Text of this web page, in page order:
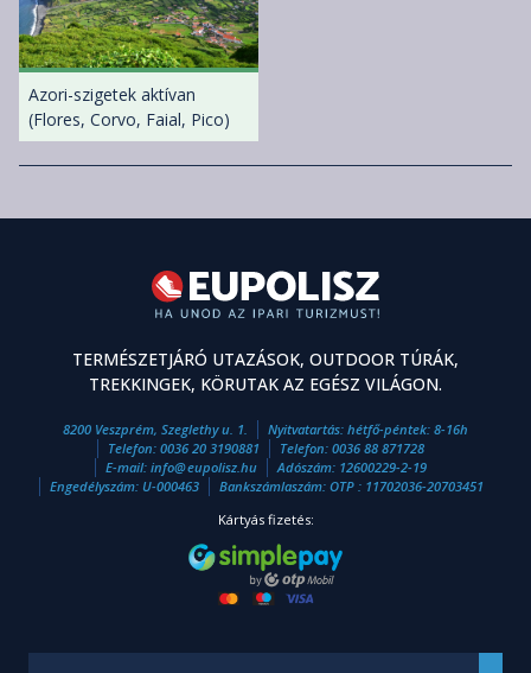
Azori-szigetek aktívan
(Flores, Corvo, Faial, Pico)
TERMÉSZETJÁRÓ UTAZÁSOK, OUTDOOR TÚRÁK,
TREKKINGEK, KÖRUTAK AZ EGÉSZ VILÁGON.
8200 Veszprém, Szeglethy u. 1.
Nyitvatartás: hétfő-péntek: 8-16h
Telefon: 0036 20 3190881 Telefon: 0036 88 871728
E-mail: info@eupolisz.hu
Adószám: 12600229-2-19
Engedélyszám: U-000463
Bankszámlaszám: OTP : 11702036-20703451
Kártyás fizetés: